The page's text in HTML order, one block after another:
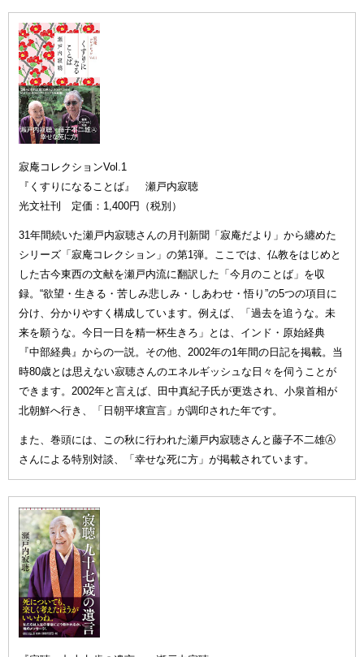
寂庵コレクションVol.1
『くすりになることば』 瀬戸内寂聴
光文社刊 定価：1,400円（税別）
31年間続いた瀬戸内寂聴さんの月刊新聞「寂庵だより」から纏めた
シリーズ「寂庵コレクション」の第1弾。ここでは、仏教をはじめと
した古今東西の文献を瀬戸内流に翻訳した「今月のことば」を収
録。“欲望・生きる・苦しみ悲しみ・しあわせ・悟り”の5つの項目に
分け、分かりやすく構成しています。例えば、「過去を追うな。未
来を願うな。今日一日を精一杯生きろ」とは、インド・原始経典
『中部経典』からの一説。その他、2002年の1年間の日記を掲載。当
時80歳とは思えない寂聴さんのエネルギッシュな日々を伺うことが
できます。2002年と言えば、田中真紀子氏が更迭され、小泉首相が
北朝鮮へ行き、「日朝平壌宣言」が調印された年です。
また、巻頭には、この秋に行われた瀬戸内寂聴さんと藤子不二雄Ⓐ
さんによる特別対談、「幸せな死に方」が掲載されています。